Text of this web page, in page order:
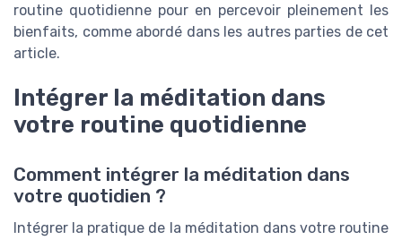
routine quotidienne pour en percevoir pleinement les
bienfaits, comme abordé dans les autres parties de cet
article.
Intégrer la méditation dans
votre routine quotidienne
Comment intégrer la méditation dans
votre quotidien ?
Intégrer la pratique de la méditation dans votre routine